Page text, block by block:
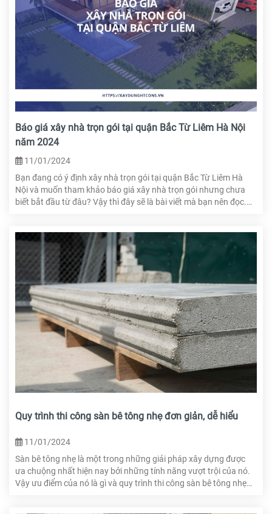
Báo giá xây nhà trọn gói tại quận Bắc Từ Liêm Hà Nội
năm 2024
11/01/2024
Bạn đang có ý định xây nhà trọn gói tại quận Bắc Từ Liêm Hà
Nội và muốn tham khảo báo giá xây nhà trọn gói nhưng chưa
biết bắt đầu từ đâu? Vậy thì đây sẽ là bài viết mà bạn nên đọc.
Quy trình thi công sàn bê tông nhẹ đơn giản, dễ hiểu
11/01/2024
Sàn bê tông nhẹ là một trong những giải pháp xây dựng được
ưa chuộng nhất hiện nay bởi những tính năng vượt trội của nó.
Vậy ưu điểm của nó là gì và quy trình thi công sàn bê tông nhẹ